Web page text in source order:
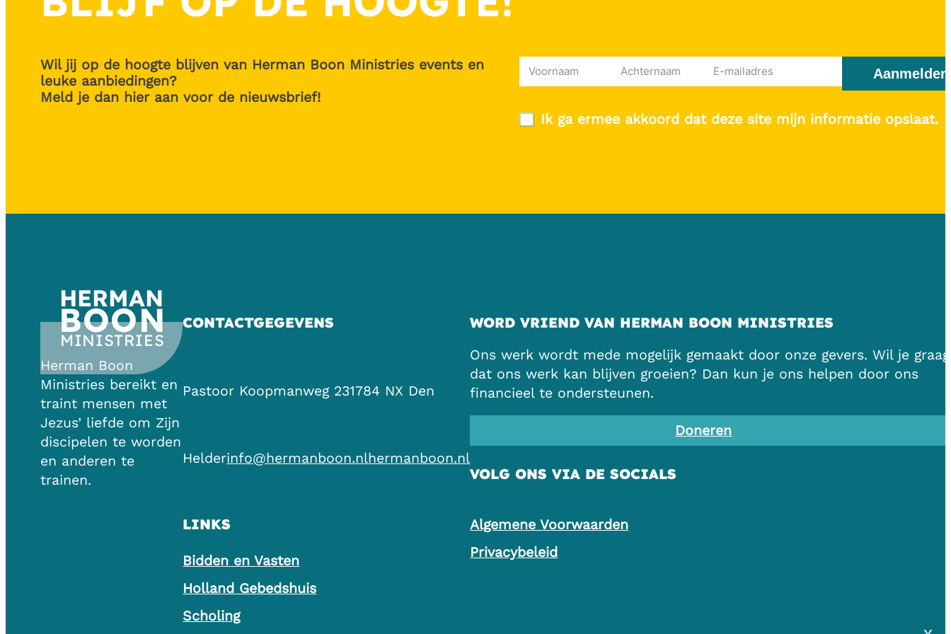
Wil jij op de hoogte blijven van Herman Boon Ministries events en
leuke aanbiedingen?
Meld je dan hier aan voor de nieuwsbrief!
Aanmelden
Ik ga ermee akkoord dat deze site mijn informatie opslaat.
MINISTRIES
BOON
HERMAN
Herman Boon
Ministries bereikt en
traint mensen met
Jezus’ liefde om Zijn
discipelen te worden
en anderen te
trainen.
CONTACTGEGEVENS
Pastoor Koopmanweg 231784 NX Den
Helderinfo@hermanboon.nlhermanboon.nl
LINKS
Bidden en Vasten
Holland Gebedshuis
Scholing
WORD VRIEND VAN HERMAN BOON MINISTRIES
Ons werk wordt mede mogelijk gemaakt door onze gevers. Wil je graag
dat ons werk kan blijven groeien? Dan kun je ons helpen door ons
financieel te ondersteunen.
Doneren
VOLG ONS VIA DE SOCIALS
Algemene Voorwaarden
Privacybeleid